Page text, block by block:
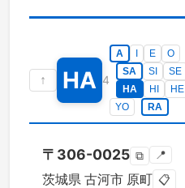
↑ HA 4
A E O
SA
SI SE
HA
HI HE
YO
RA
〒 306-0025 ⧉ 📍
茨城県 古河市 原町 📋